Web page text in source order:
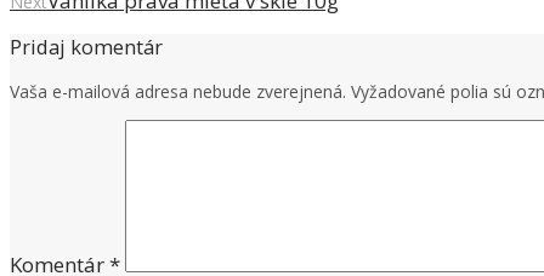
Pridaj komentár
Vaša e-mailová adresa nebude zverejnená. Vyžadované polia sú
Komentár*